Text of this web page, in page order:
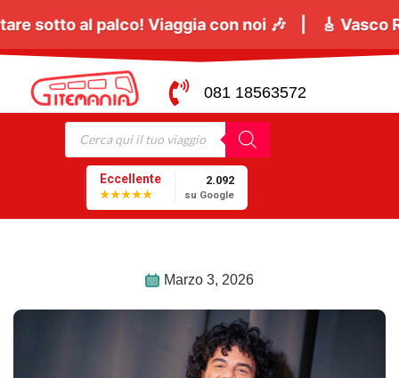
tutti a cantare sotto al palco! Viaggia con
081 18563572
Eccellente
★★★★★
2.092
su Google
Marzo 3, 2026